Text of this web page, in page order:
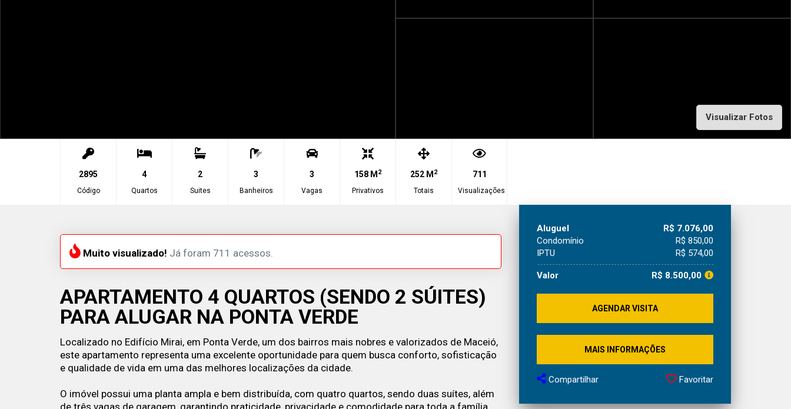
Visualizar Fotos
2895
Código
4
Quartos
2
Suites
3
Banheiros
3
Vagas
158 M 2
Privativos
252 M 2
Totais
711
Visualizações
Muito visualizado! Já foram 711 acessos.
APARTAMENTO 4 QUARTOS (SENDO 2 SÚITES)
PARA ALUGAR NA PONTA VERDE
Localizado no Edifício Mirai, em Ponta Verde, um dos bairros mais nobres e valorizados de Maceió,
este apartamento representa uma excelente oportunidade para quem busca conforto, sofisticação
e qualidade de vida em uma das melhores localizações da cidade.
O imóvel possui uma planta ampla e bem distribuída, com quatro quartos, sendo duas suítes, além
de três vagas de garagem, garantindo praticidade, privacidade e comodidade para toda a família.
Aluguel
R$ 7.076,00
Condomínio
R$ 850,00
IPTU
R$ 574,00
Valor R$ 8.500,00
AGENDAR VISITA
MAIS INFORMAÇÕES
Compartilhar Favoritar